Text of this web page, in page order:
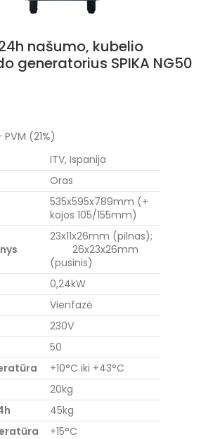
našumo, kubelio
generatorius SPIKA NG50
PVM (21%)
ITV, Ispanija
Oras
535x595x789mm (+
kojos 105/155mm)
23x11x26mm (pilnas);
26x23x26mm
(pusinis)
0,24kW
Vienfazė
230V
50
+10°C iki +43°C
20kg
45kg
+15°C